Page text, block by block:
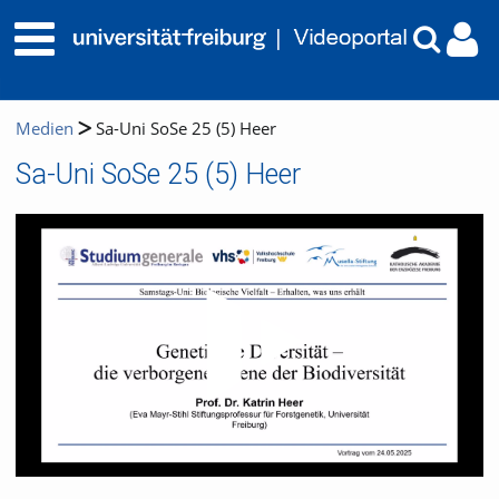
Medien Sa-Uni SoSe 25 (5) Heer
Sa-Uni SoSe 25 (5) Heer